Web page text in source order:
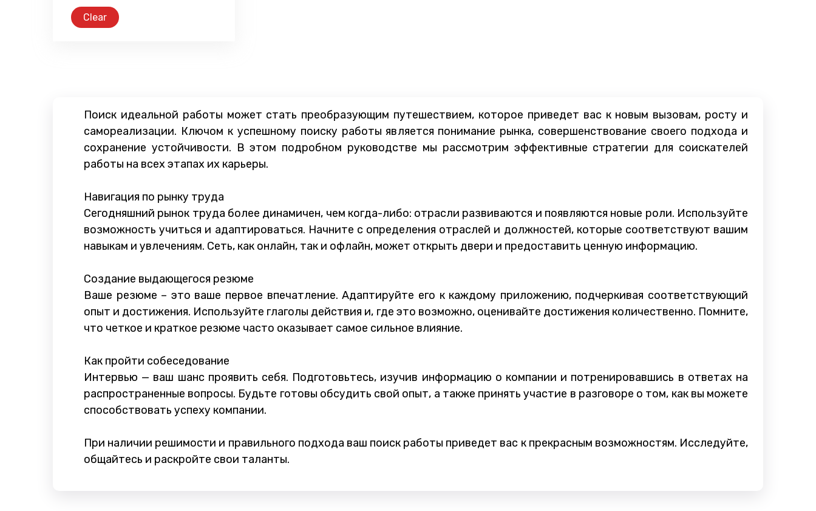
Clear
Поиск идеальной работы может стать преобразующим путешествием, которое приведет вас к новым вызовам, росту и
самореализации. Ключом к успешному поиску работы является понимание рынка, совершенствование своего подхода и
сохранение устойчивости. В этом подробном руководстве мы рассмотрим эффективные стратегии для соискателей
работы на всех этапах их карьеры.
Навигация по рынку труда
Сегодняшний рынок труда более динамичен, чем когда-либо: отрасли развиваются и появляются новые роли. Используйте
возможность учиться и адаптироваться. Начните с определения отраслей и должностей, которые соответствуют вашим
навыкам и увлечениям. Сеть, как онлайн, так и офлайн, может открыть двери и предоставить ценную информацию.
Создание выдающегося резюме
Ваше резюме – это ваше первое впечатление. Адаптируйте его к каждому приложению, подчеркивая соответствующий
опыт и достижения. Используйте глаголы действия и, где это возможно, оценивайте достижения количественно. Помните,
что четкое и краткое резюме часто оказывает самое сильное влияние.
Как пройти собеседование
Интервью — ваш шанс проявить себя. Подготовьтесь, изучив информацию о компании и потренировавшись в ответах на
распространенные вопросы. Будьте готовы обсудить свой опыт, а также принять участие в разговоре о том, как вы можете
способствовать успеху компании.
При наличии решимости и правильного подхода ваш поиск работы приведет вас к прекрасным возможностям. Исследуйте,
общайтесь и раскройте свои таланты.